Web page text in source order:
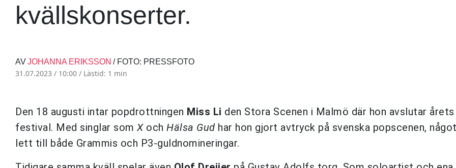
kvällskonserter.
AVJOHANNA ERIKSSON / FOTO: PRESSFOTO
31.07.2023 / 10:00 / Lästid: 1 min
Den 18 augusti intar popdrottningen Miss Li den Stora Scenen i Malmö där hon avslutar årets
festival. Med singlar som Xoch Hälsa Gud har hon gjort avtryck på svenska popscenen,
lett till både Grammis och P3-guldnomineringar.